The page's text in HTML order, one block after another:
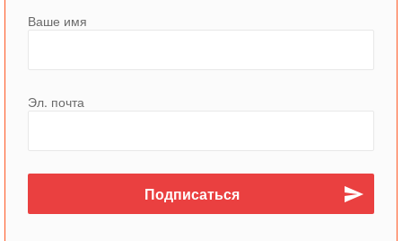
Ваше имя
Эл. почта